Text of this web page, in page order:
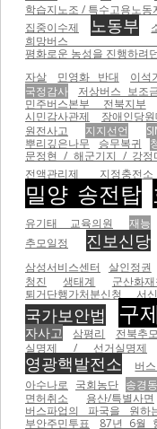
학습지노조 / 특수고용노동
집중이수제
노동부
희망버
평화로운 농성을 진행하려
자살
민영화 반대 이석
국정감사 저상버스 보조
민주버스본부 전북지부
시민감사관제
장애인당원
원전사고
지지선언
뿌리깊은나무 승무복귀
문정현 / 해군기지 / 강정
전액관리제
지정충전소
밀양 송전탑
유기태 교육의원
재능
추모일정 진보신당
삼성서비스센터
살인정권
청진
생태계 군산화
퇴거단행가처분신청
서
국가보안법 구
자사고 삼평리 전북추
실명제 / 선거실명제
영광핵발전소 버
아수나로 국회농단 송경동
면허취소 용산/특별사면
버스파업의 파국을 원하
부안주민투표
87년 6월